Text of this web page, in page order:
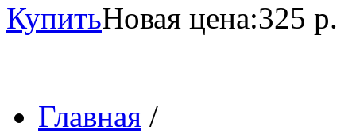
КупитьНовая цена:325 р.
Главная /